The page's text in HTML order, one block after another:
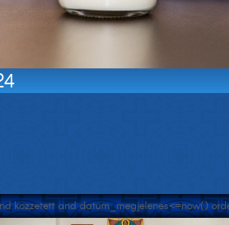
kozzetett and datum_megjelenes<=now()